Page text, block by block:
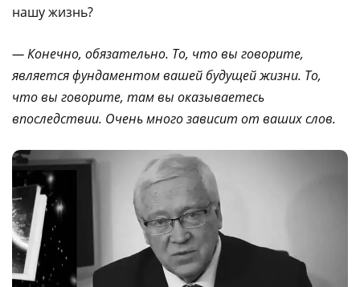
нашу жизнь?
— Конечно, обязательно. То, что вы говорите,
является фундаментом вашей будущей жизни. То,
что вы говорите, там вы оказываетесь
впоследствии. Очень много зависит от ваших слов.